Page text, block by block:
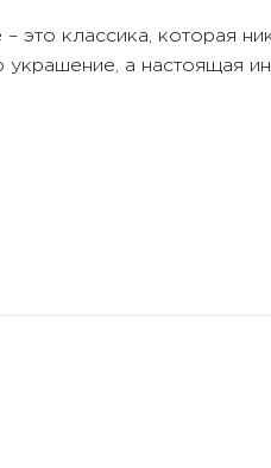
классика, которая
украшение, а настоящая